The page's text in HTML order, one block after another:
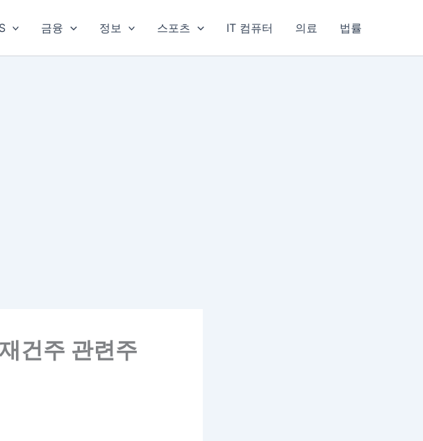
금융 정보 스포츠 IT 컴퓨터 의료 법률
건주 관련주